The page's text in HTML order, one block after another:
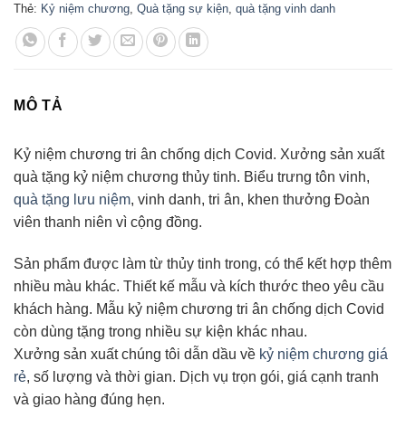
Thẻ: Kỷ niệm chương Quà tặng sự kiện quà tặng vinh danh
MÔ TẢ
Kỷ niệm chương tri ân chống dịch Covid. Xưởng sản xuất
quà tặng kỷ niệm chương thủy tinh. Biểu trưng tôn vinh,
quà tặng lưu niệm, vinh danh, tri ân, khen thưởng Đoàn
viên thanh niên vì cộng đồng.
Sản phẩm được làm từ thủy tinh trong, có thể kết hợp thêm
nhiều màu khác. Thiết kế mẫu và kích thước theo yêu cầu
khách hàng. Mẫu kỷ niệm chương tri ân chống dịch Covid
còn dùng tặng trong nhiều sự kiện khác nhau.
Xưởng sản xuất chúng tôi dẫn dầu về kỷ niệm chương giá
rẻ, số lượng và thời gian. Dịch vụ trọn gói, giá cạnh tranh
và giao hàng đúng hẹn.